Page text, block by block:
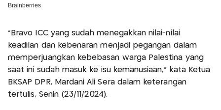
"Bravo ICC yang sudah menegakkan nilai-nilai
keadilan dan kebenaran menjadi pegangan dalam
memperjuangkan kebebasan warga Palestina yang
saat ini sudah masuk ke isu kemanusiaan," kata Ketua
BKSAP DPR, Mardani Ali Sera dalam keterangan
tertulis, Senin (23/11/2024).